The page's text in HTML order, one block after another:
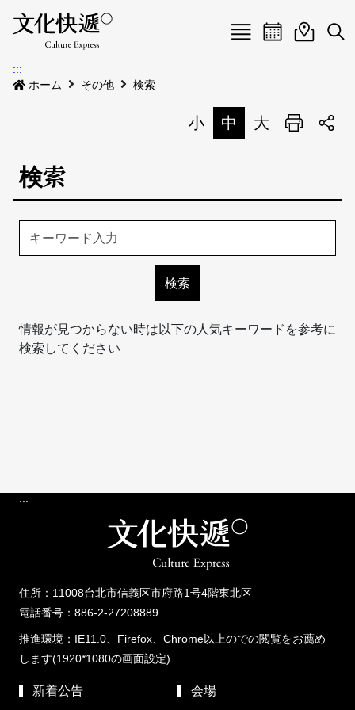
Menu
新着公告
会場地図
イベントリスト
イベントカレンダー
私たちについて
私たちについて
サイトマップ
イベントカレ
イベン検
:::
ホーム
その他 検索
小 中 大 印刷
検索
情報が見つからない時は以下の人気キーワードを参考に
検索してください
:::
住所：11008台北市信義区市府路1号4階東北区
電話番号：886-2-27208889
推進環境：IE11.0、Firefox、Chrome以上のでの閲覧をお薦め
します(1920*1080の画面設定)
新着公告
会場